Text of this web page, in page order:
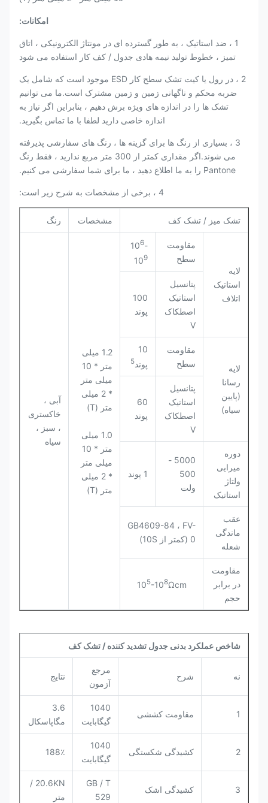
امکانات:
1 ، ضد استاتیک ، به طور گسترده ای در مونتاژ الکترونیکی ، اتاق
تمیز ، خطوط تولید نیمه هادی جدول / کف کار استفاده می شود
2 ، در رول یا کیت تشک سطح کار ESD موجود است که شامل یک
ضربه محکم و ناگهانی زمین و زمین مشترک است.ما می توانیم
تشک ها را در اندازه های ویژه برش دهیم ، بنابراین اگر نیاز به
اندازه خاصی دارید لطفا با ما تماس بگیرید.
3 ، بسیاری از رنگ ها برای گزینه ها ، رنگ های سفارشی پذیرفته
می شوند.اگر مقداری کمتر از 300 متر مربع ندارید ، فقط رنگ
Pantone را به ما اطلاع دهید ، ما برای شما سفارشی می کنیم.
4 ، برخی از مشخصات به شرح زیر است:
تشک میز / تشک کف مشخصات رنگ
لایه
استاتیک
اتلاف
مقاومت
سطح
106-
109
1.2 میلی
متر * 10
میلی متر
* 2 میلی
متر (T)
1.0 میلی
متر * 10
میلی متر
* 2 میلی
متر (T)
آبی ،
خاکستری
، سبز ،
سیاه
پتانسیل
استاتیک
اصطکاک
V
100
پوند
لایه
رسانا
(پایین
سیاه)
مقاومت
سطح
10
پوند5
پتانسیل
استاتیک
اصطکاک
V
60
پوند
دوره
میرایی
ولتاژ
استاتیک
5000 -
500
ولت
1 پوند
عقب
ماندگی
شعله
GB4609-84 ، FV-
0 (کمتر از 10S)
مقاومت
در برابر
حجم
105-108Ωcm
شاخص عملکرد بدنی جدول تشدید کننده / تشک کف
نه شرح
مرجع
آزمون
نتایج
1 مقاومت کششی
1040
گیگابایت
3.6
مگاپاسکال
2 کشیدگی شکستگی
1040
گیگابایت
188٪
3 کشیدگی اشک
GB / T
529
20.6KN /
متر